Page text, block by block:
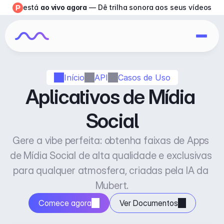
Início API Casos de Uso
Aplicativos de Mídia
Social
Gere a vibe perfeita: obtenha faixas de Apps
de Mídia Social de alta qualidade e exclusivas
para qualquer atmosfera, criadas pela IA da
Mubert.
Comece agora Ver Documentos
está ao vivo agora — Dê trilha sonora aos seus vídeos